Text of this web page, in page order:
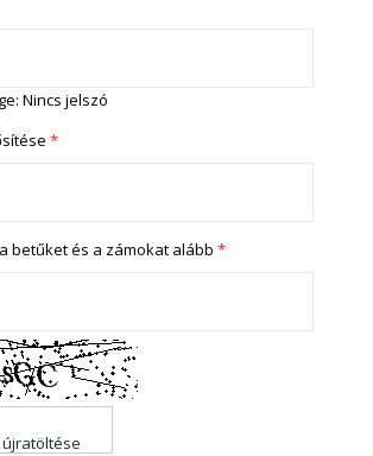
Nincs jelszó
betűket és a zámokat alább
újratöltése